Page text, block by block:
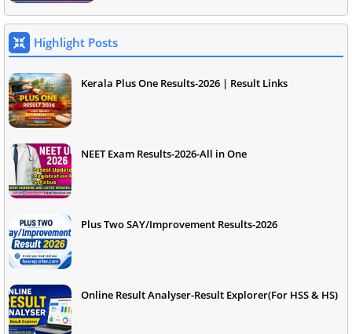
Highlight Posts
Kerala Plus One Results-2026 | Result Links
NEET Exam Results-2026-All in One
Plus Two SAY/Improvement Results-2026
Online Result Analyser-Result Explorer(For HSS & HS)